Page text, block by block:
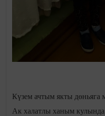
Күзем ачтым якты дөньяга
Ак халатлы ханым